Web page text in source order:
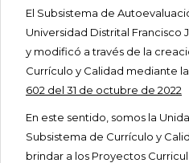
El Subsistema de
Universidad Distrital Francisco
y modificó a través de la
Currículo y Calidad mediante
602 del 31 de octubre de 2022
En este sentido, somos la
Subsistema de Currículo y
brindar a los Proyectos